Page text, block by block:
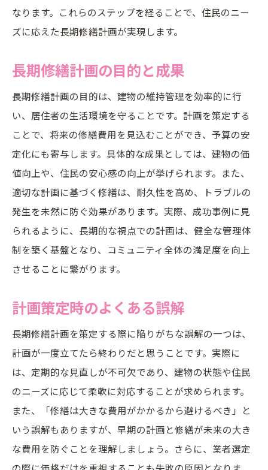
法令順守と計画の整合性
長期修繕計画の総合評価成功への具体的ステッ
成功に導くための総合評価方法
評価基準の設定とその意義
事例に基づく評価プロセスの改善
評価結果を活用した改善策
成功事例に見る評価の効果的活用
未来の計画策定に向けた評価の役割
なります。これらのステップを経ることで、住民のニー
ズに応えた長期修繕計画が実現します。
長期修繕計画の目的と成果
長期修繕計画の目的は、建物の維持管理を効率的に行
い、居住者の生活環境を守ることです。計画を策定する
ことで、将来の修繕費用を見込むことができ、予算の安
定化にも寄与します。具体的な成果としては、建物の価
値向上や、住民の安心感の向上が挙げられます。また、
適切な計画に基づく修繕は、耐久性を高め、トラブルの
発生を未然に防ぐ効果があります。実際、成功事例に見
られるように、長期的な視点での計画は、健全な管理体
制を築く基盤となり、コミュニティ全体の満足度を向上
させることに繋がります。
計画策定時のよくある誤解
長期修繕計画を策定する際に陥りがちな誤解の一つは、
計画が一度立てたら終わりだと思うことです。実際に
は、定期的な見直しが不可欠であり、建物の状態や住民
のニーズに応じて柔軟に対応することが求められます。
また、「修繕は大きな費用がかかるから避けるべき」と
いう誤解もありますが、早期の計画と修繕が未来の大き
な費用を防ぐことを理解しましょう。さらに、業者選定